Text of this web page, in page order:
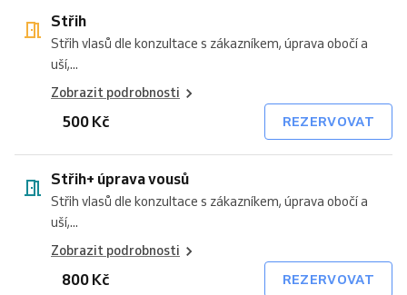
Střih
Střih vlasů dle konzultace s zákazníkem, úprava obočí a
uší,...
Zobrazit podrobnosti
500 Kč REZERVOVAT
Střih+ úprava vousů
Střih vlasů dle konzultace s zákazníkem, úprava obočí a
uší,...
Zobrazit podrobnosti
800 Kč REZERVOVAT